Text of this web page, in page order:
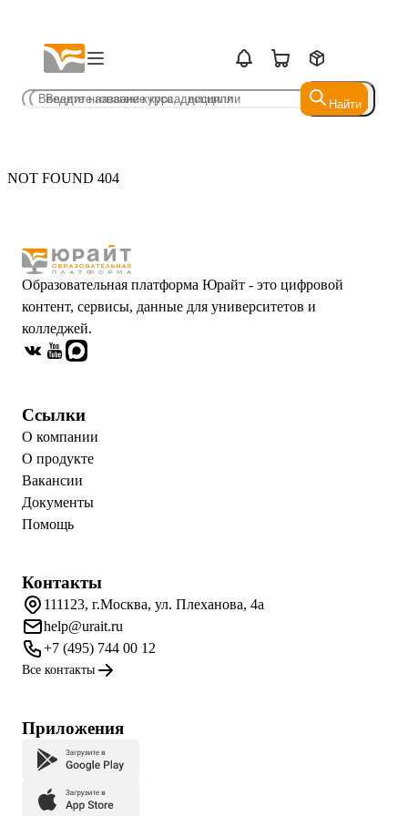
Найти
Найти
NOT FOUND 404
Образовательная платформа Юрайт - это цифровой
контент, сервисы, данные для университетов и
колледжей.
Ссылки
О компании
О продукте
Вакансии
Документы
Помощь
Контакты
111123, г.Москва, ул. Плеханова, 4а
help@urait.ru
+7 (495) 744 00 12
Все контакты
Приложения